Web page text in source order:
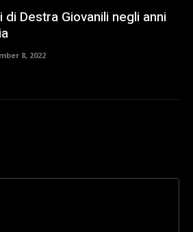
Destra Giovanili negli anni
8, 2022